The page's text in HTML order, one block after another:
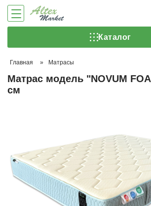
Каталог
Главная » Матрасы
Матрас модель "NOVUM
см